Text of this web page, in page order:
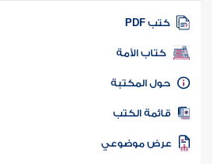
كتب PDF
كتاب الأمة
المكتبة
الكتب